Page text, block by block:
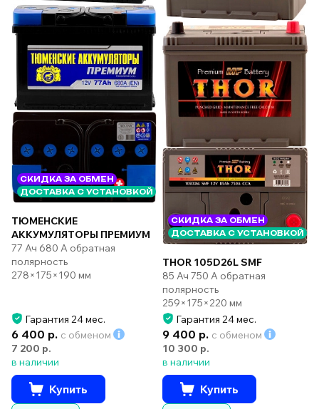
СКИДКА ЗА ОБМЕН
ДОСТАВКА С УСТАНОВКОЙ
ТЮМЕНСКИЕ
АККУМУЛЯТОРЫ ПРЕМИУМ
77 Ач 680 А обратная
полярность
278×175×190 мм
Гарантия 24 мес.
6 400 р. с обменом
7 200 р.
в наличии
Купить
СКИДКА ЗА ОБМЕН
ДОСТАВКА С УСТАНОВКОЙ
THOR 105D26L SMF
85 Ач 750 А обратная
полярность
259×175×220 мм
Гарантия 24 мес.
9 400 р. с обменом
10 300 р.
в наличии
Купить